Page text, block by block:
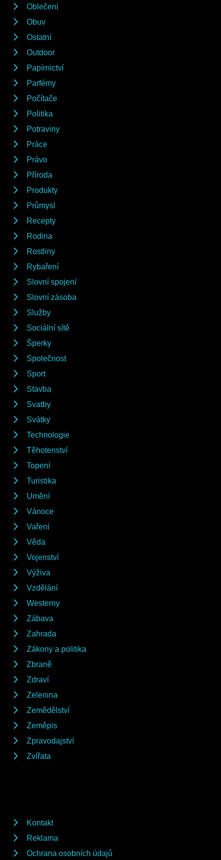
Oblečení
Obuv
Ostatní
Outdoor
Papírnictví
Parfémy
Počítače
Politika
Potraviny
Práce
Právo
Příroda
Produkty
Průmysl
Recepty
Rodina
Rostliny
Rybaření
Slovní spojení
Slovní zásoba
Služby
Sociální sítě
Šperky
Společnost
Sport
Stavba
Svatby
Svátky
Technologie
Těhotenství
Topení
Turistika
Umění
Vánoce
Vaření
Věda
Vojenství
Výživa
Vzdělání
Westerny
Zábava
Zahrada
Zákony a politika
Zbraně
Zdraví
Zelenina
Zemědělství
Zeměpis
Zpravodajství
Zvířata
Kontakt
Reklama
Ochrana osobních údajů